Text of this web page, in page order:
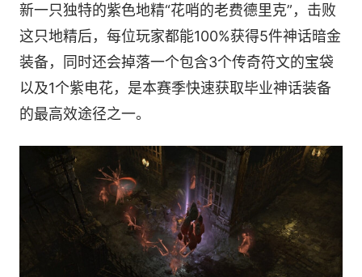
新一只独特的紫色地精“花哨的老费德里克”，击败
这只地精后，每位玩家都能100%获得5件神话暗金
装备，同时还会掉落一个包含3个传奇符文的宝袋
以及1个紫电花，是本赛季快速获取毕业神话装备
的最高效途径之一。